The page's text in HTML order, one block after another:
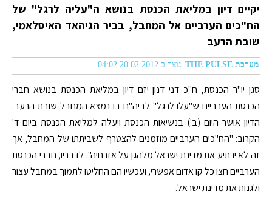
יקיים דיון במליאת הכנסת בנושא ה"עליה לרגל" של
הח"כים הערביים אל המחבל, בכיר הגיהאד האיסלאמי,
שובת הרעב
מערכת THE PULSE נוצר ב 20.02.2012 04:02
סגן יו"ר הכנסת, ח"כ דני דנון יזם דיון במליאת הכנסת בנושא חברי
הכנסת הערביים ש"עלו לרגל" לביה"ח בו נמצא המחבל שובת הרעב.
הדיון אושר היום (ב') בנשיאות הכנסת ויעלה למליאת הכנסת ביום ד'
הקרוב: "הח"כים הערביים מוזמנים להצטרף לשביתתו של המחבל, אך
זה לא ירתיע את מדינת ישראל מלהגן על אזרחיה". לדבריו, חברי הכנסת
הערביים חצו כל קו אדום אפשרי, ועכשיו הם החליטו לתמוך במחבל עצור
ולגנות את מדינת ישראל.